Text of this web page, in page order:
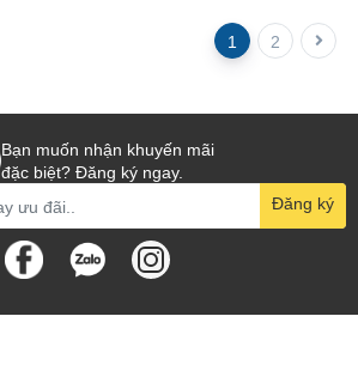
1 2
Bạn muốn nhận khuyến mãi
đặc biệt? Đăng ký ngay.
Đăng ký